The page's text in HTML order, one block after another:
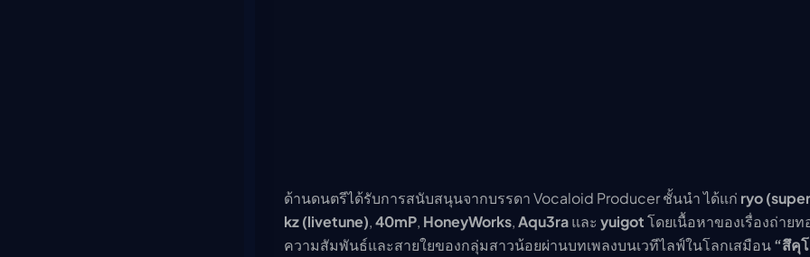
ด้านดนตรีได้รับการสนับสนุนจากบรรดา Vocaloid Producer ชั้นนำ ได้แก่ ryo
kz (livetune),40mP, HoneyWorks,Aqu3raและ yuigotโดยเนื้อหาของเรื่องถ่ายท
ความสัมพันธ์และสายใยของกลุ่มสาวน้อยผ่านบทเพลงบนเวทีไลฟ์ในโลกเสมือน“สึคุ